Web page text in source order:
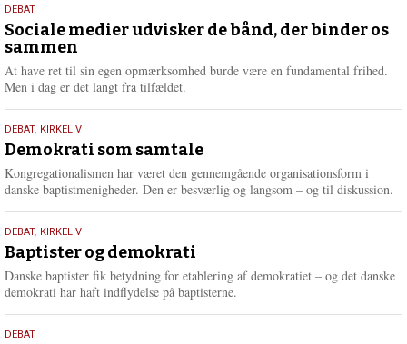
18.
maj
2026
DEBAT
Sociale medier udvisker de bånd, der binder os
sammen
At have ret til sin egen opmærksomhed burde være en fundamental frihed.
Men i dag er det langt fra tilfældet.
18.
maj
2026
DEBAT, KIRKELIV
Demokrati som samtale
Kongregationalismen har været den gennemgående organisationsform i
danske baptistmenigheder. Den er besværlig og langsom – og til diskussion.
18.
maj
2026
DEBAT, KIRKELIV
Baptister og demokrati
Danske baptister fik betydning for etablering af demokratiet – og det danske
demokrati har haft indflydelse på baptisterne.
18.
DEBAT